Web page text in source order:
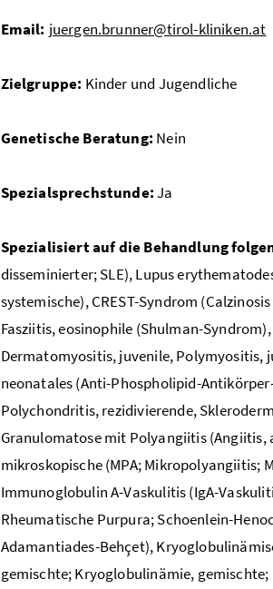
Email: juergen.brunner@tirol-kliniken.at
Zielgruppe: Kinder und Jugendliche
Genetische Beratung: Nein
Spezialsprechstunde:Ja
Spezialisiert auf die Behandlung
disseminierter; SLE), Lupus
systemische), CREST-Syndrom
Fasziitis, eosinophile (Shulman-
Dermatomyositis, juvenile, Polymyositis,
neonatales (Anti-Phospholipid-
Polychondritis, rezidivierende,
Granulomatose mit Polyangiitis (Angiitis,
mikroskopische (MPA; Mikropolyangiitis;
Immunoglobulin A-Vaskulitis (IgA-
Rheumatische Purpura; Schoenlein-
Adamantiades-Behçet),
gemischte; Kryoglobulinämie,